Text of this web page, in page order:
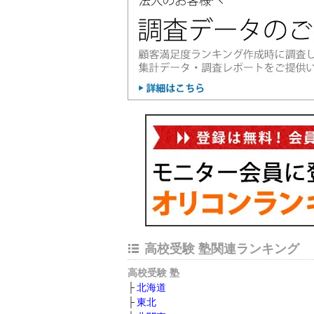
高校受験 塾関連ランキング
高校受験 塾
北海道
東北